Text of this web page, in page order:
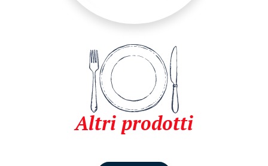
Altri prodotti